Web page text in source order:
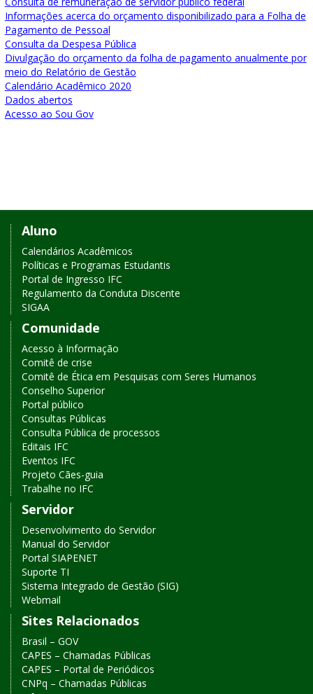
Informações acerca do orçamento disponibilizado para a Folha de
Pagamento de Pessoal
Consulta da Despesa Pública
Divulgação do orçamento da folha de pagamento anualmente por
meio do Relatório de Gestão
Calendário Acadêmico 2020
Dados abertos
Acesso ao Sou Gov
Links
de
acesso
rápido
Aluno
Calendários Acadêmicos
Políticas e Programas Estudantis
Portal de Ingresso IFC
Regulamento da Conduta Discente
SIGAA
Comunidade
Acesso à Informação
Comitê de crise
Comitê de Ética em Pesquisas com Seres Humanos
Conselho Superior
Portal público
Consultas Públicas
Consulta Pública de processos
Editais IFC
Eventos IFC
Projeto Cães-guia
Trabalhe no IFC
Servidor
Desenvolvimento do Servidor
Manual do Servidor
Portal SIAPENET
Suporte TI
Sistema Integrado de Gestão (SIG)
Webmail
Sites Relacionados
Brasil – GOV
CAPES – Chamadas Públicas
CAPES – Portal de Periódicos
CNPq – Chamadas Públicas